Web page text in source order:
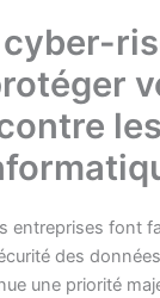
les
entreprises font
des
une priorité